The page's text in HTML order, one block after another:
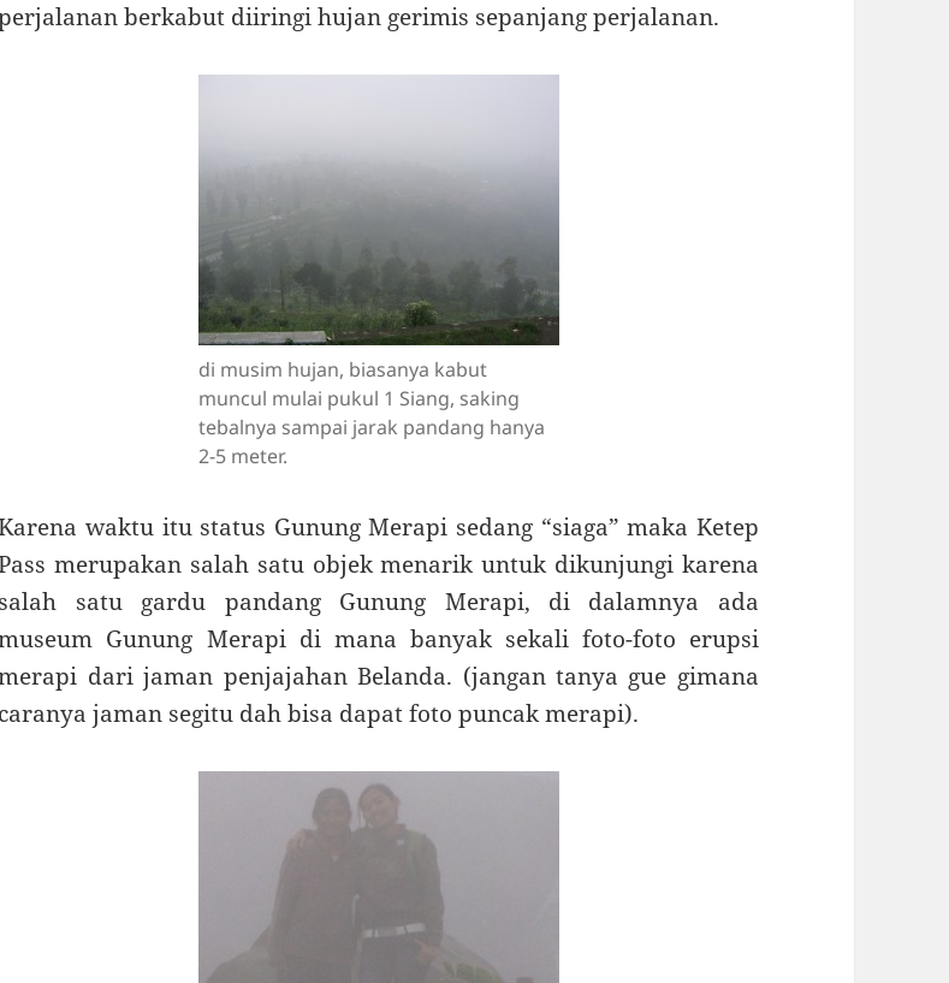
berkabut diiringi hujan gerimis sepanjang perjalanan.
di musim hujan, biasanya kabut
muncul mulai pukul 1 Siang, saking
tebalnya sampai jarak pandang hanya
2-5 meter.
waktu itu status Gunung Merapi sedang “siaga” maka Ketep
merupakan salah satu objek menarik untuk dikunjungi karena
salah satu gardu pandang Gunung Merapi, di dalamnya ada
Gunung Merapi di mana banyak sekali foto-foto erupsi
dari jaman penjajahan Belanda. (jangan tanya gue gimana
caranya jaman segitu dah bisa dapat foto puncak merapi).